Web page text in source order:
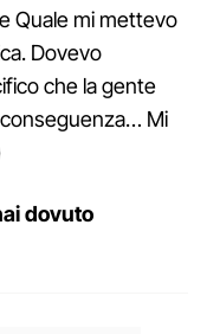
Quale mi mettevo
Dovevo
che la gente
Mi
dovuto